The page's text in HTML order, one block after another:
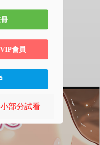
會員
部分試看